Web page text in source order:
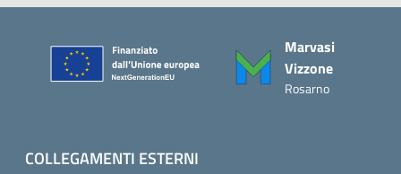
Marvasi
Vizzone
Rosarno
COLLEGAMENTI ESTERNI